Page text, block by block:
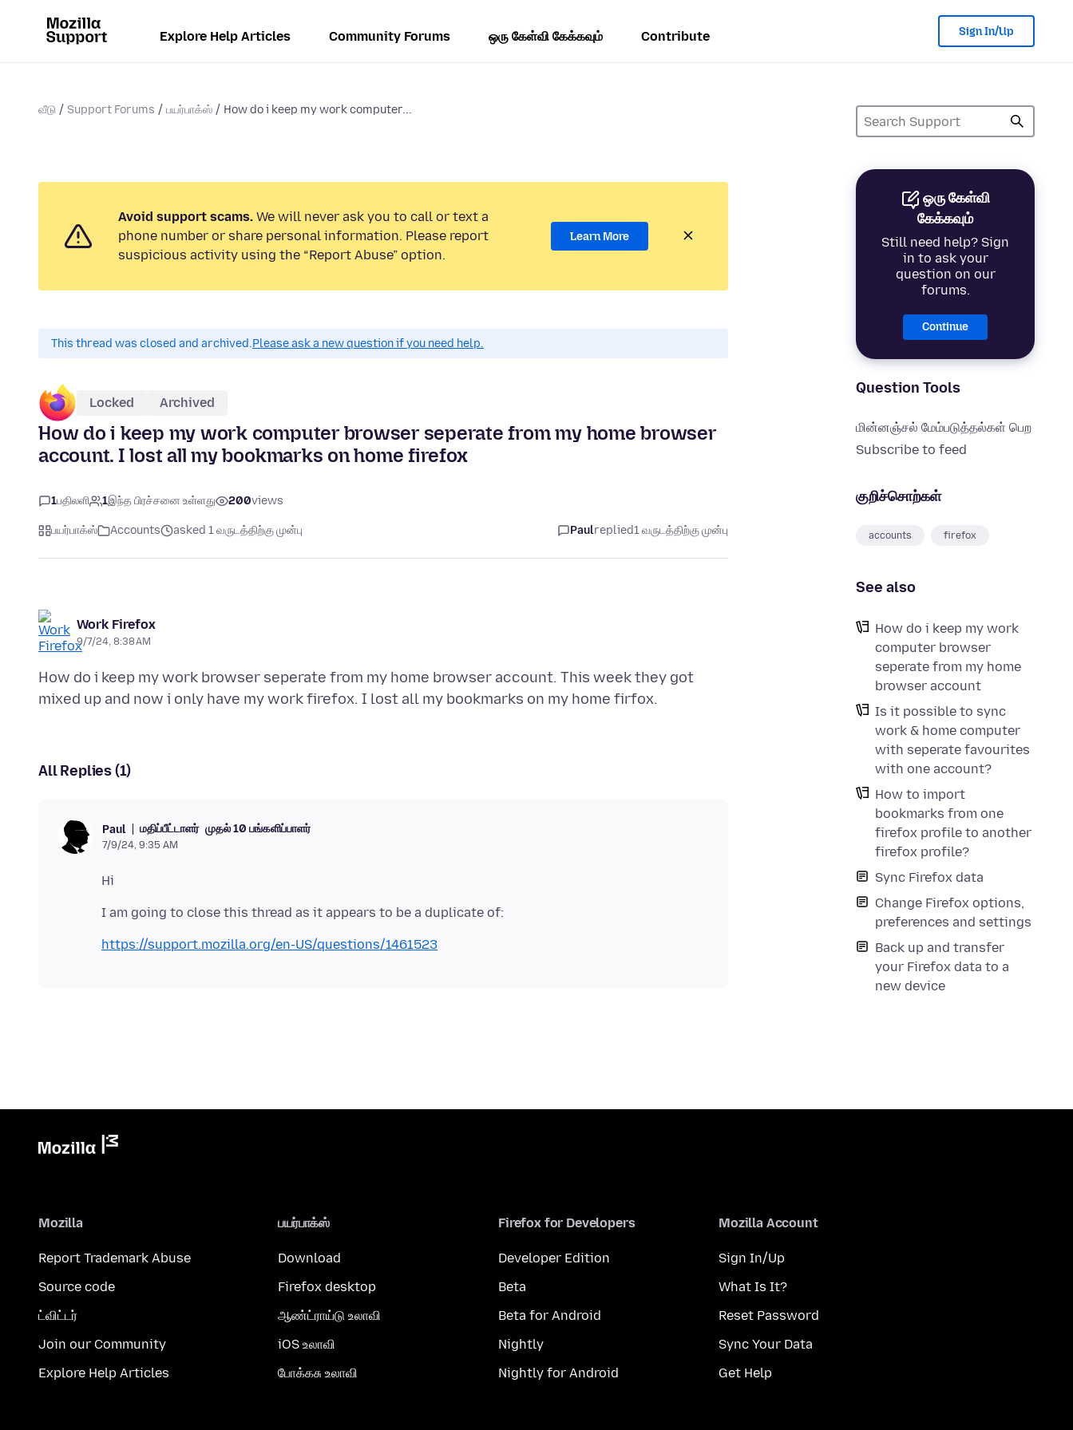
Explore Help Articles Community Forums ஒரு கேள்வி கேக்கவும் Contribute Sign In/Up
வீடு Support Forums பயர்பாக்ஸ் How do i keep my work computer...
ஒரு கேள்வி
கேக்கவும்
Still need help? Sign
in to ask your
question on our
forums.
Continue
Question Tools
மின்னஞ்சல் மேம்படுத்தல்கள் பெற
Subscribe to feed
குறிச்சொற்கள்
accounts firefox
See also
How do i keep my work
computer browser
seperate from my home
browser account
Is it possible to sync
work & home computer
with seperate favourites
with one account?
How to import
bookmarks from one
firefox profile to another
firefox profile?
Sync Firefox data
Change Firefox options,
preferences and settings
Back up and transfer
your Firefox data to a
new device
Avoid support scams. We will never ask you to call or text a
phone number or share personal information. Please report
suspicious activity using the “Report Abuse” option.
Learn More
This thread was closed and archived.Please ask a new question if you need help.
Locked Archived
How do i keep my work computer browser seperate from my home browser
account. I lost all my bookmarks on home firefox
1பதிலளி 1இந்த பிரச்சனை உள்ளது 200views
பயர்பாக்ஸ் Accounts asked 1 வருடத்திற்கு முன்பு Paulreplied1 வருடத்திற்கு முன்பு
Work Firefox
9/7/24, 8:38 AM
How do i keep my work browser seperate from my home browser account. This week they got
All Replies (1)
Paul மதிப்பீட்டாளர் முதல் 10 பங்களிப்பாளர்
7/9/24, 9:35 AM
https://support.mozilla.org/en-US/questions/1461523
Mozilla
Report Trademark Abuse
Source code
ட்விட்டர்
Join our Community
Explore Help Articles
பயர்பாக்ஸ்
Download
Firefox desktop
ஆண்ட்ராய்டு உலாவி
iOS உலாவி
போக்கசு உலாவி
Firefox for Developers
Developer Edition
Beta
Beta for Android
Nightly
Nightly for Android
Mozilla Account
Sign In/Up
What Is It?
Reset Password
Sync Your Data
Get Help